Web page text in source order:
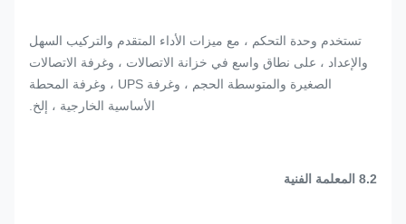
تستخدم وحدة التحكم ، مع ميزات الأداء المتقدم والتركيب السهل
والإعداد ، على نطاق واسع في خزانة الاتصالات ، وغرفة الاتصالات
الصغيرة والمتوسطة الحجم ، وغرفة UPS ، وغرفة المحطة
الأساسية الخارجية ، إلخ.
8.2 المعلمة الفنية